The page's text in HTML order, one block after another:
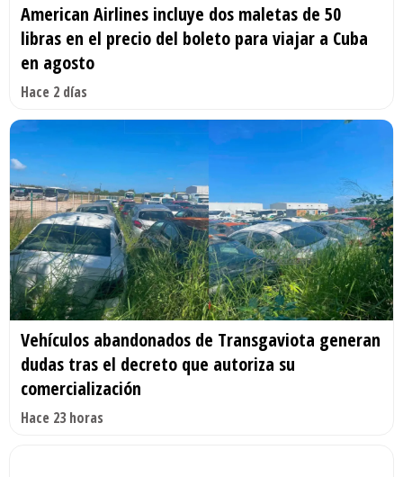
American Airlines incluye dos maletas de 50
libras en el precio del boleto para viajar a Cuba
en agosto
Hace 2 días
Vehículos abandonados de Transgaviota generan
dudas tras el decreto que autoriza su
comercialización
Hace 23 horas